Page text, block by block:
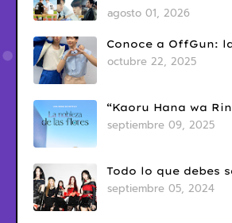
agosto 01, 2026
Conoce a OffGun:
octubre 22, 2025
“Kaoru Hana wa
septiembre 09, 2025
Todo lo que debes
septiembre 05, 2024